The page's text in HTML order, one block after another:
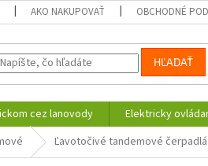
AKO NAKUPOVAŤ OBCHODNÉ
HĽADAŤ
cez lanovody Elektricky
Ľavotočivé tandemové čerpadlá